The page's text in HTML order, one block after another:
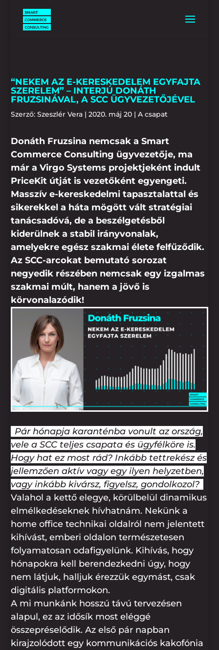
“NEKEM AZ E-KERESKEDELEM EGYFAJTA
SZERELEM” – INTERJÚ DONÁTH
FRUZSINÁVAL, A SCC ÜGYVEZETŐJÉVEL
Szerző:Szeszlér Vera |2020. máj 20 |A csapat
Donáth Fruzsina nemcsak a Smart
Commerce Consulting ügyvezetője, ma
már a Virgo Systems projektjeként indult
PriceKit útját is vezetőként egyengeti.
Masszív e-kereskedelmi tapasztalattal és
sikerekkel a háta mögött vált stratégiai
tanácsadóvá, de a beszélgetésből
kiderülnek a stabil irányvonalak,
amelyekre egész szakmai élete felfűződik.
Az SCC-arcokat bemutató sorozat
negyedik részében nemcsak egy izgalmas
szakmai múlt, hanem a jövő is
körvonalazódik!
Pár hónapja karanténba vonult az ország,
vele a SCC teljes csapata és ügyfélköre is.
Hogy hat ez most rád? Inkább tettrekész és
jellemzően aktív vagy egy ilyen helyzetben,
vagy inkább kivársz, figyelsz, gondolkozol?
Valahol a kettő elegye, körülbelül dinamikus
elmélkedéseknek hívhatnám. Nekünk a
home office technikai oldalról nem jelentett
kihívást, emberi oldalon természetesen
folyamatosan odafigyelünk. Kihívás, hogy
hónapokra kell berendezkedni úgy, hogy
nem látjuk, halljuk érezzük egymást, csak
digitális platformokon.
A mi munkánk hosszú távú tervezésen
alapul, ez az idősík most eléggé
összepréselődik. Az első pár napban
kirajzolódott egy kommunikációs kakofónia